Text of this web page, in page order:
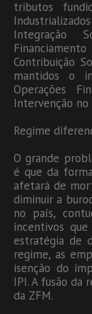
tributos
Integração
Contribuição
mantidos o
Operações
Intervenção no
Regime
O grande
é que da
afetará de
diminuir a
no país,
incentivos
estratégia de
regime, as
isenção do
IPI. A fusão da
da ZFM.